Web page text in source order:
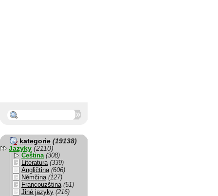
kategorie (19138)
Jazyky (2110)
Čeština (308)
Literatura (339)
Angličtina (606)
Němčina (127)
Francouzština (51)
Jiné jazyky (216)